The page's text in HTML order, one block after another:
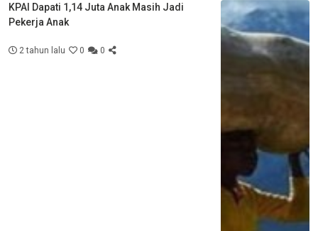
KPAI Dapati 1,14 Juta Anak Masih Jadi
Pekerja Anak
2 tahun lalu 0 0